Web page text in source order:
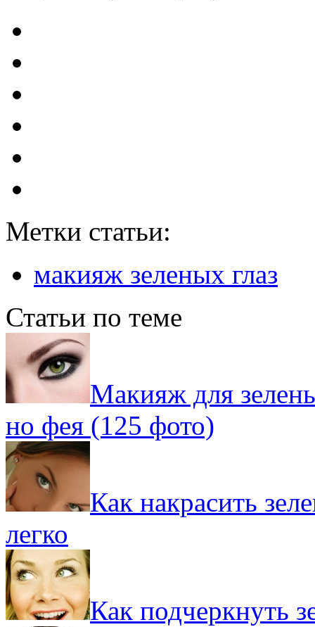
Метки статьи:
макияж зеленых глаз
Статьи по теме
Макияж для
но фея (125 фото)
Как накрасить
легко
Как подчеркнуть